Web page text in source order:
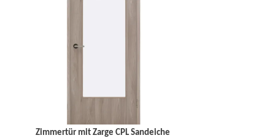
Zimmertür mit Zarge CPL Sandeiche